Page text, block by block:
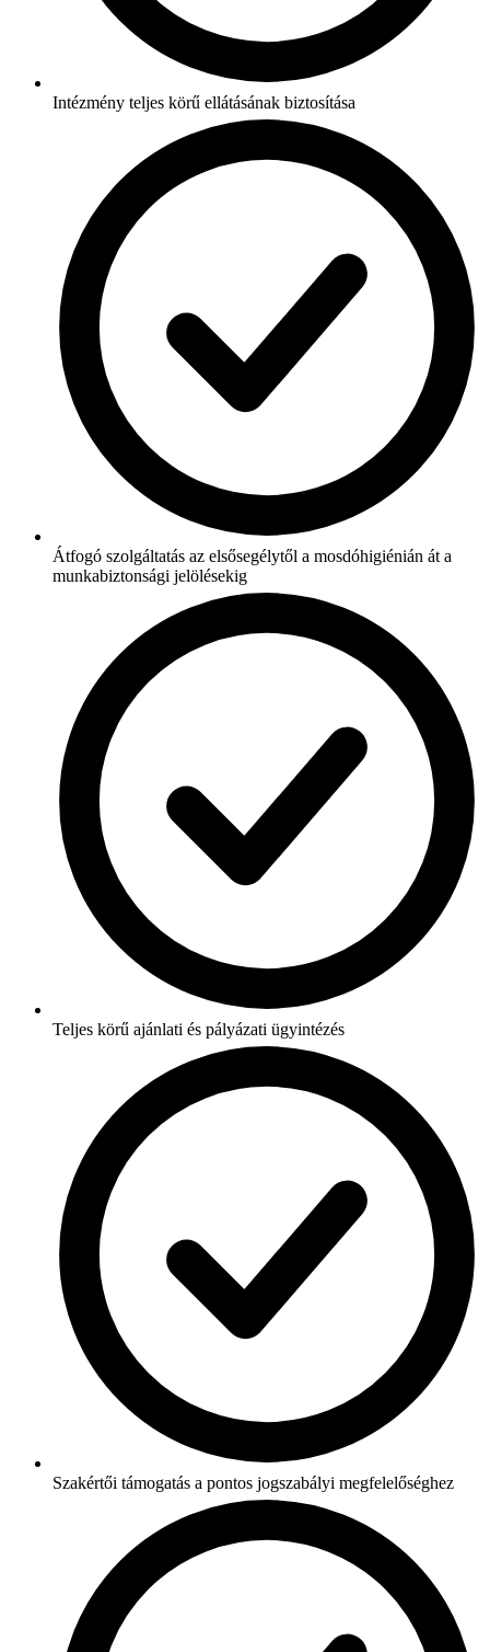
Intézmény teljes körű ellátásának biztosítása
Átfogó szolgáltatás az elsősegélytől a mosdóhigiénián át a
munkabiztonsági jelölésekig
Teljes körű ajánlati és pályázati ügyintézés
Szakértői támogatás a pontos jogszabályi megfelelőséghez